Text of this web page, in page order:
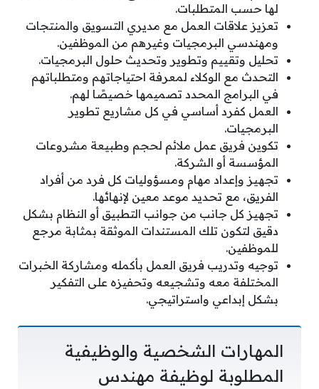
لها حسب المتطلبات.
تعزيز علاقات العمل مع مديري التسويق والمنتجات
ومهندسي البرمجيات وغيرهم من الموظفين.
تحليل وتقييم وتطوير وتحديث حلول البرمجيات.
التحدث مع الوكلاء لمعرفة احتياجاتهم ومتطلباتهم
في البرامج المحدد تصميمها خصيصًا لهم.
العمل كفرد أساسي في كل مشاريع تطوير
البرمجيات.
تكوين فريق عمل ملائم لحجم وطبيعة مشروعات
المؤسسة أو الشركة.
تجهيز وإعداد مهام ومسؤوليات كل فرد من أفراد
الفريق، مع تحديد موعد معين لإنهائها.
تجهيز كل جانب من جوانب التطبيق أو النظام بشكل
دقيق لتكون تلك المستندات الموثقة بمثابة مرجع
للموظفين.
توجيه وتدريب فريق العمل بأكمله ومشاركة الخبرات
المختلفة معه وتشجيعه وتحفيزه على التفكير
بشكل إبداعي واستراتيجي.
المهارات الشخصية والوظيفية
المطلوبة لوظيفة مهندس